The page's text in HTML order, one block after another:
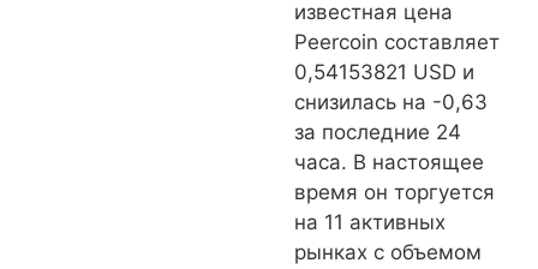
известная цена
Peercoin составляет
0,54153821 USD и
снизилась на -0,63
за последние 24
часа. В настоящее
время он торгуется
на 11 активных
рынках с объемом